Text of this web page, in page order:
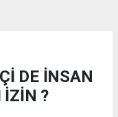
DE İNSAN
İZİN ?